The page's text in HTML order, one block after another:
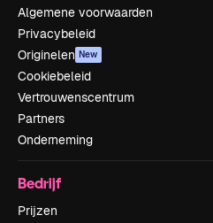
Algemene voorwaarden
Privacybeleid
Originelen New
Cookiebeleid
Vertrouwenscentrum
Partners
Onderneming
Bedrijf
Prijzen